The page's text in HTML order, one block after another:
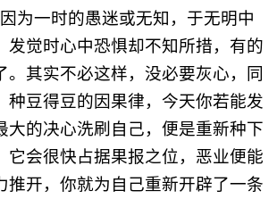
为一时的愚迷或无知，于无明中
发觉时心中恐惧却不知所措，有的
。其实不必这样，没必要灰心，同
种豆得豆的因果律，今天你若能发
大的决心洗刷自己，便是重新种下
它会很快占据果报之位，恶业便能
推开，你就为自己重新开辟了一条